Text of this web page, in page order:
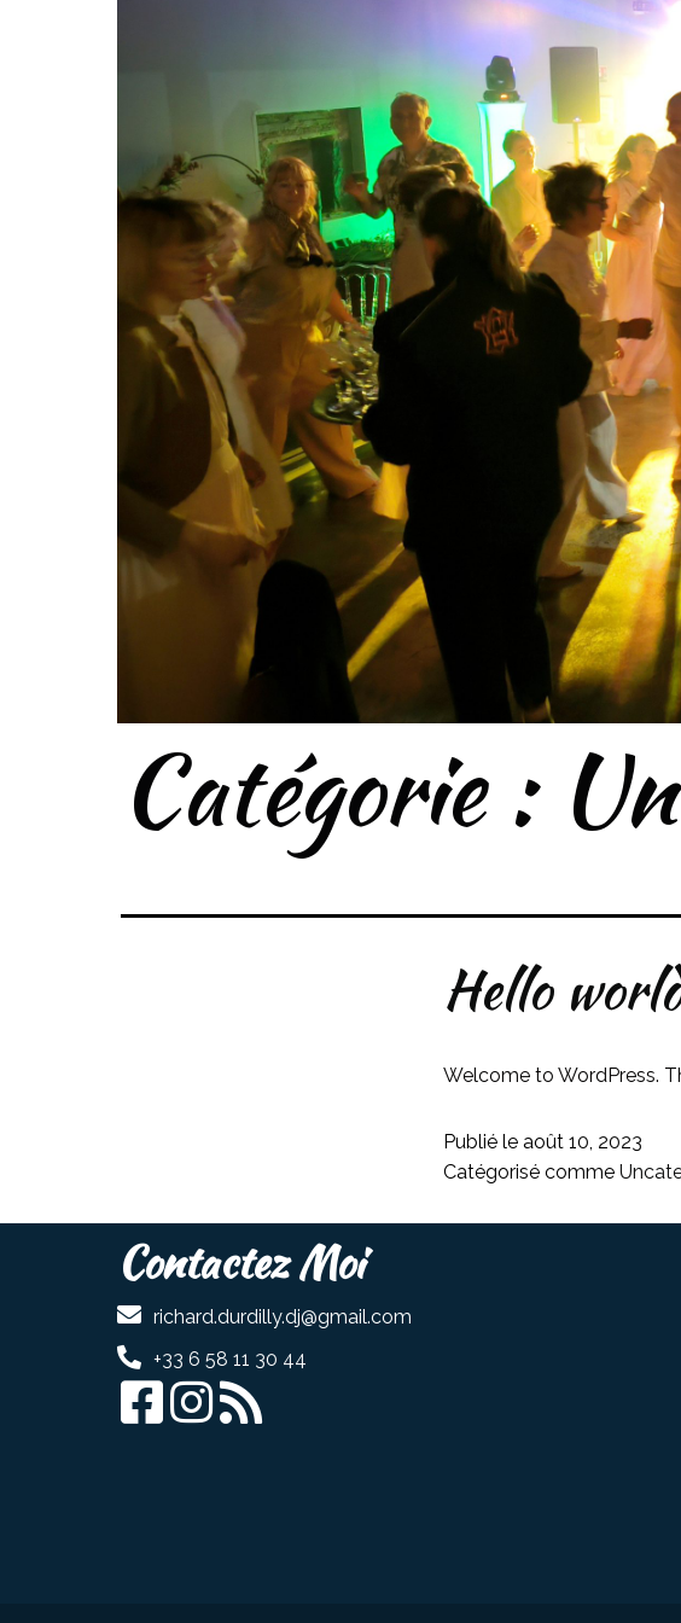
Catégorie :
Hello
Welcome to WordPress.
Publié le août 10, 2023
Catégorisé comme
Contactez Moi
richard.durdilly.dj@gmail.com
+33 6 58 11 30 44